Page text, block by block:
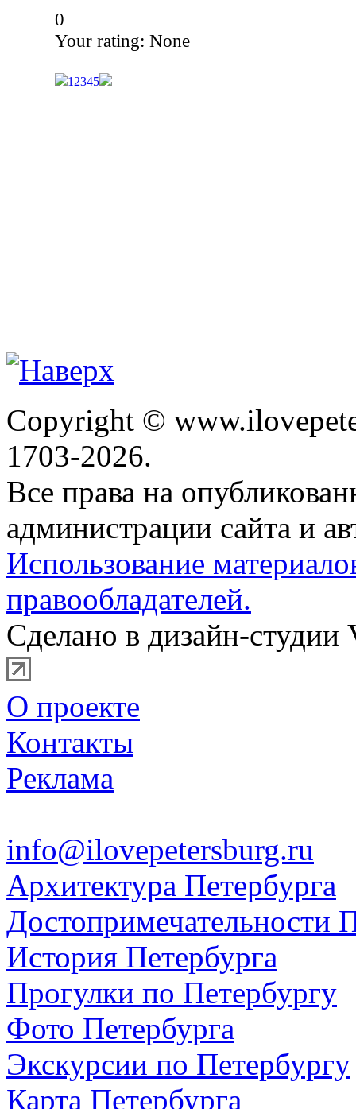
0
Your rating: None
1 2345
Copyright ©
1703-2026.
Все права на
администрации сайта и
Использование
правообладателей.
Сделано в дизайн-студии
О проекте
Контакты
Реклама
info@ilovepetersburg.ru
Архитектура Петербурга
Достопримечательности
История Петербурга
Прогулки по Петербургу
Фото Петербурга
Экскурсии по Петербургу
Карта Петербурга